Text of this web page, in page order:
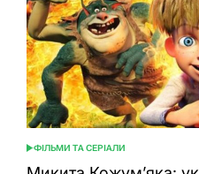
ОПУБЛІКУВАТИ
У
ФІЛЬМИ ТА СЕРІАЛИ